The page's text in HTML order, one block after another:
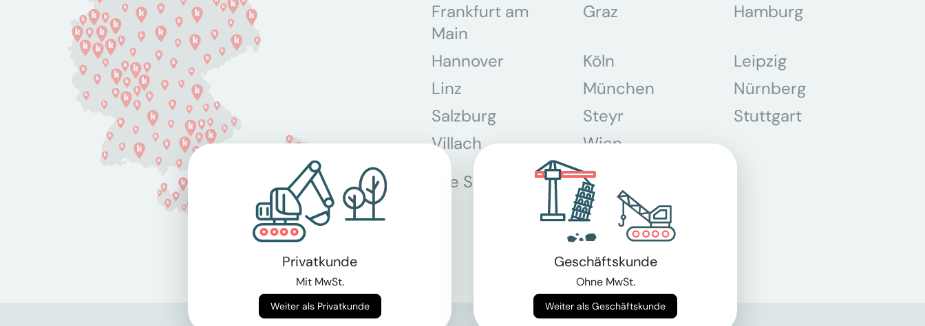
Frankfurt am
Main
Graz Hamburg
Hannover Köln
Leipzig
Linz
München
Nürnberg
Salzburg
Steyr
Stuttgart
Villach
Wien
Alle Standorte
Privatkunde
Mit MwSt.
Weiter als Privatkunde
Geschäftskunde
Ohne MwSt.
Weiter als Geschäftskunde